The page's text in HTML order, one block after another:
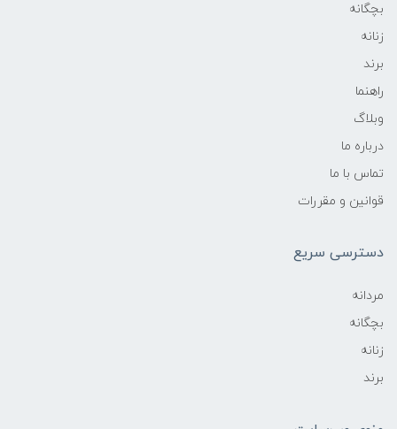
بچگانه
زنانه
برند
راهنما
وبلاگ
درباره ما
تماس با ما
قوانین و مقررات
دسترسی سریع
مردانه
بچگانه
زنانه
برند